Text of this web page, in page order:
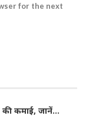
for the next
की कमाई, जानें…